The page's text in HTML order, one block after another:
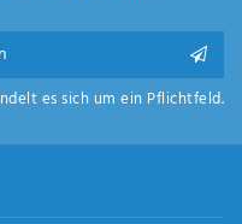
es sich um ein Pflichtfeld.